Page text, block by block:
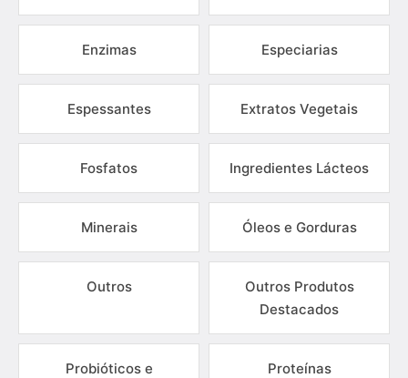
Enzimas Especiarias
Espessantes Extratos Vegetais
Fosfatos Ingredientes Lácteos
Minerais Óleos e Gorduras
Outros
Outros Produtos
Destacados
Probióticos e
Proteínas